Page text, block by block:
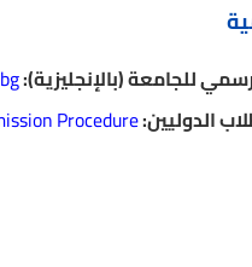
للجامعة (بالإنجليزية):
الدوليين:Procedure